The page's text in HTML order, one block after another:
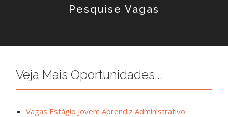
Pesquise Vagas
Veja Mais Oportunidades...
Vagas Estágio Jovem Aprendiz Administrativo